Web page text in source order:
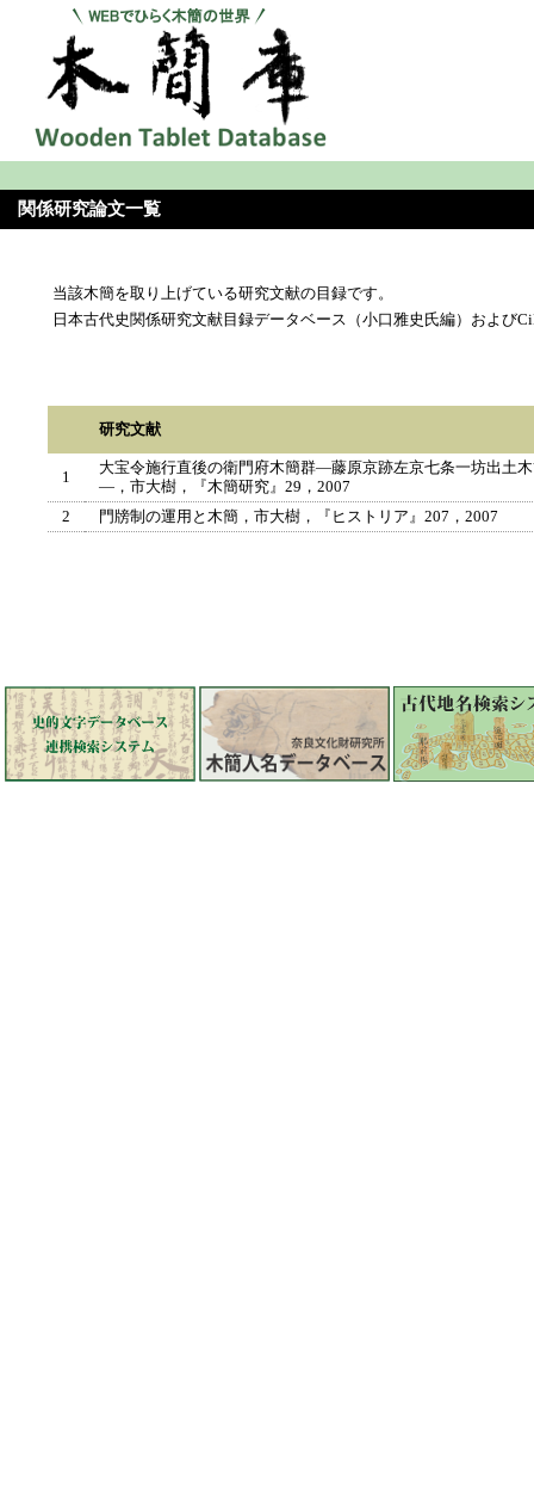
関係研究論文一覧
当該木簡を取り上げている研究文献の目録です。
日本古代史関係研究文献目録データベース（小口雅史氏編）およ
研究文献
1
大宝令施行直後の衛門府木簡群―藤原京跡左京七条一坊出土
―，市大樹，『木簡研究』29，2007
2
門牓制の運用と木簡，市大樹，『ヒストリア』207，2007